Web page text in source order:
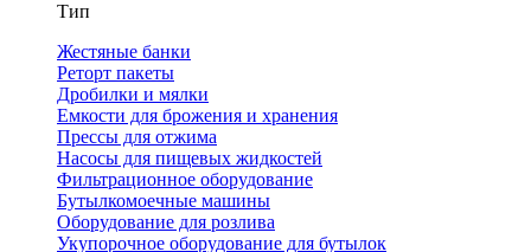
Тип
Жестяные банки
Реторт пакеты
Дробилки и мялки
Емкости для брожения и хранения
Прессы для отжима
Насосы для пищевых жидкостей
Фильтрационное оборудование
Бутылкомоечные машины
Оборудование для розлива
Укупорочное оборудование для бутылок